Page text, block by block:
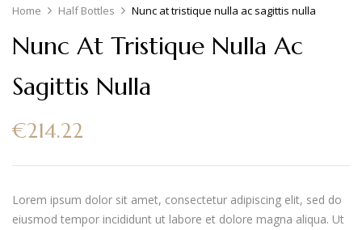
Home Half Bottles Nunc at tristique nulla ac sagittis nulla
Nunc At Tristique Nulla Ac
Sagittis Nulla
€214.22
Lorem ipsum dolor sit amet, consectetur adipiscing elit, sed do
eiusmod tempor incididunt ut labore et dolore magna aliqua. Ut